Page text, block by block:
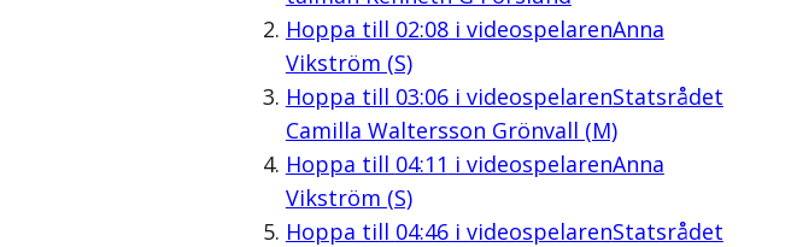
Hoppa till 02:08i videospelarenAnna
Vikström (S)
Hoppa till 03:06i videospelarenStatsrådet
Camilla Waltersson Grönvall (M)
Hoppa till 04:11 i videospelarenAnna
Vikström (S)
Hoppa till 04:46i videospelarenStatsrådet